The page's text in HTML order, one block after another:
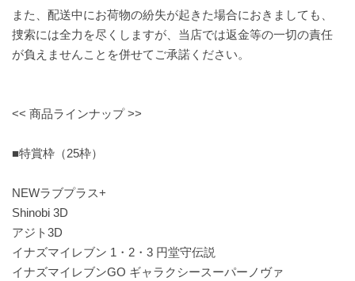
また、配送中にお荷物の紛失が起きた場合におきましても、
捜索には全力を尽くしますが、当店では返金等の一切の責任
が負えませんことを併せてご承諾ください。
<< 商品ラインナップ >>
■特賞枠（25枠）
NEWラブプラス+
Shinobi 3D
アジト3D
イナズマイレブン 1・2・3 円堂守伝説
イナズマイレブンGO ギャラクシースーパーノヴァ